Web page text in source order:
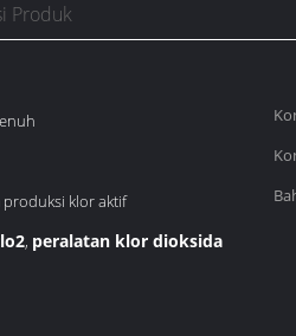
Produk
produksi klor aktif
, peralatan klor dioksida